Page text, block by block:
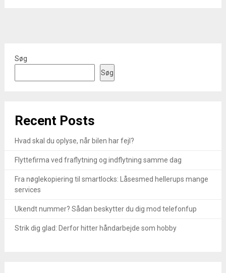
Søg
Søg
Recent Posts
Hvad skal du oplyse, når bilen har fejl?
Flyttefirma ved fraflytning og indflytning samme dag
Fra nøglekopiering til smartlocks: Låsesmed hellerups mange
services
Ukendt nummer? Sådan beskytter du dig mod telefonfup
Strik dig glad: Derfor hitter håndarbejde som hobby